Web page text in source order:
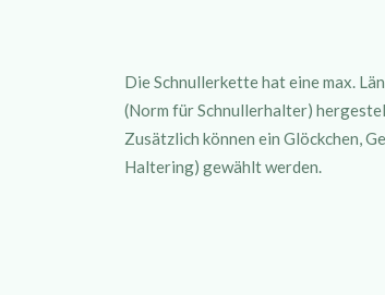
Die Schnullerkette hat eine max.
(Norm für Schnullerhalter)
Zusätzlich können ein Glöckchen,
Haltering) gewählt werden.